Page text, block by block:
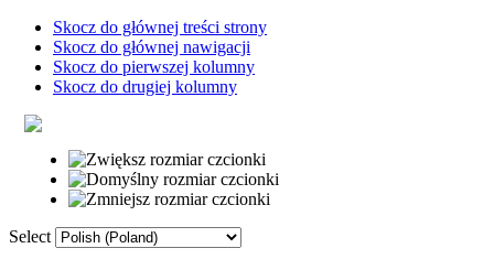
Skocz do głównej treści strony
Skocz do głównej nawigacji
Skocz do pierwszej kolumny
Skocz do drugiej kolumny
Select